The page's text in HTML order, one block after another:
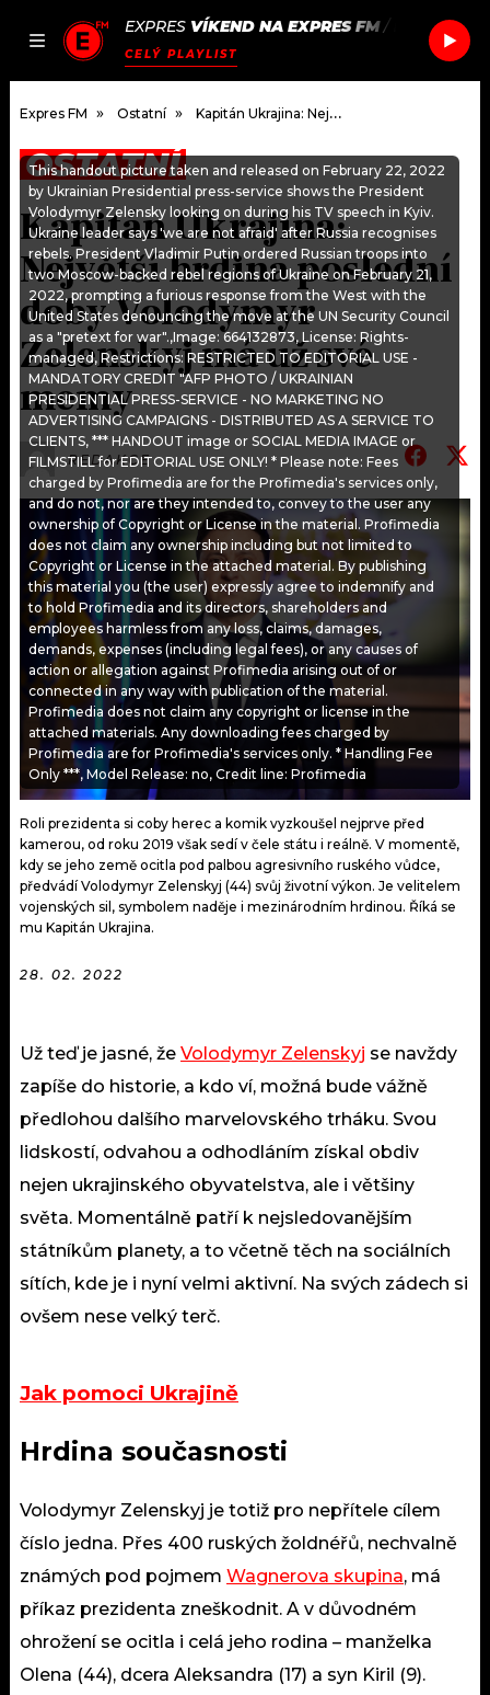
JAK
SEZNAM.CZ
EXPRES VÍKEND NA EXPRES FM/
CELÝ PLAYLIST
DOMŮ
ČLÁNKY
AKTUÁLNĚ
HUDBA
ROZHOVORY
#NEBUDUDOMA
KALENDÁŘ
KVÍZY
VIP
TRENDY
KULTURA
MIX
OSTATNÍ
PODCASTY
JAK NALADIT
RÁDIO
APLIKACE
PROGRAM
PLAYLIST
JAK NALADIT
SOUTĚŽE
Expres FM Ostatní Kapitán Ukrajina: Největší hrdina poslední doby Volodymyr Zelenskyj má už své memy
OSTATNÍ
Kapitán Ukrajina:
Největší hrdina poslední
doby Volodymyr
Zelenskyj má už své
memy
REDAKCE
This handout picture taken and released on February 22, 2022
by Ukrainian Presidential press-service shows the President
Volodymyr Zelensky looking on during his TV speech in Kyiv.
Ukraine leader says 'we are not afraid' after Russia recognises
rebels. President Vladimir Putin ordered Russian troops into
two Moscow-backed rebel regions of Ukraine on February 21,
2022, prompting a furious response from the West with the
United States denouncing the move at the UN Security Council
as a "pretext for war".,Image: 664132873, License: Rights-
managed, Restrictions: RESTRICTED TO EDITORIAL USE -
MANDATORY CREDIT "AFP PHOTO / UKRAINIAN
PRESIDENTIAL PRESS-SERVICE - NO MARKETING NO
ADVERTISING CAMPAIGNS - DISTRIBUTED AS A SERVICE TO
CLIENTS, *** HANDOUT image or SOCIAL MEDIA IMAGE or
FILMSTILL for EDITORIAL USE ONLY! * Please note: Fees
charged by Profimedia are for the Profimedia's services only,
and do not, nor are they intended to, convey to the user any
ownership of Copyright or License in the material. Profimedia
does not claim any ownership including but not limited to
Copyright or License in the attached material. By publishing
this material you (the user) expressly agree to indemnify and
to hold Profimedia and its directors, shareholders and
employees harmless from any loss, claims, damages,
demands, expenses (including legal fees), or any causes of
action or allegation against Profimedia arising out of or
connected in any way with publication of the material.
Profimedia does not claim any copyright or license in the
attached materials. Any downloading fees charged by
Profimedia are for Profimedia's services only. * Handling Fee
Only ***, Model Release: no, Credit line: Profimedia
Roli prezidenta si coby herec a komik vyzkoušel nejprve před
kamerou, od roku 2019 však sedí v čele státu i reálně. V momentě,
kdy se jeho země ocitla pod palbou agresivního ruského vůdce,
předvádí Volodymyr Zelenskyj (44) svůj životní výkon. Je velitelem
vojenských sil, symbolem naděje i mezinárodním hrdinou. Říká se
mu Kapitán Ukrajina.
28. 02. 2022
Už teď je jasné, že Volodymyr Zelenskyj se navždy
zapíše do historie, a kdo ví, možná bude vážně
předlohou dalšího marvelovského trháku. Svou
lidskostí, odvahou a odhodláním získal obdiv
nejen ukrajinského obyvatelstva, ale i většiny
světa. Momentálně patří k nejsledovanějším
státníkům planety, a to včetně těch na sociálních
sítích, kde je i nyní velmi aktivní. Na svých zádech si
ovšem nese velký terč.
Jak pomoci Ukrajině
Hrdina současnosti
Volodymyr Zelenskyj je totiž pro nepřítele cílem
číslo jedna. Přes 400 ruských žoldnéřů, nechvalně
známých pod pojmem Wagnerova skupina, má
příkaz prezidenta zneškodnit. A v důvodném
ohrožení se ocitla i celá jeho rodina – manželka
Olena (44), dcera Aleksandra (17) a syn Kiril (9).